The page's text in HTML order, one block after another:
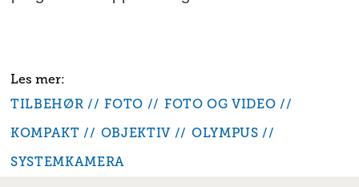
TILBEHØR FOTO
FOTO OG VIDEO
KOMPAKT
OBJEKTIV
OLYMPUS
SYSTEMKAMERA